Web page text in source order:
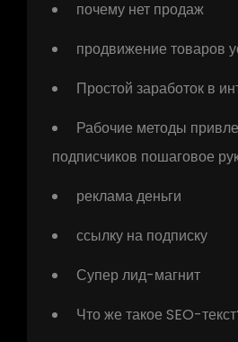
почему нет продаж
продвижение товаров
Простой заработок в
Рабочие методы
подписчиков пошаговое
реклама деньги
ссылку на подписку
Супер лид-магнит
Что же такое SEO-